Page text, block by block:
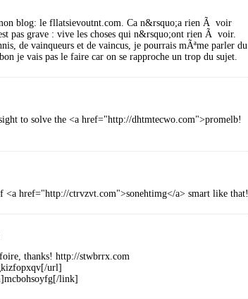
blog: le fllatsievoutnt.com. Ca n&rsquo;a rien Ã voir
pas grave : vive les choses qui n&rsquo;ont rien Ã voir.
de vainqueurs et de vaincus, je pourrais mÃªme parler du
je vais pas le faire car on se rapproche un trop du sujet.
to solve the <a href="http://dhtmtecwo.com">promelb!
href="http://ctrvzvt.com">sonehtimg</a> smart like that!
thanks! http://stwbrrx.com
url]
link]